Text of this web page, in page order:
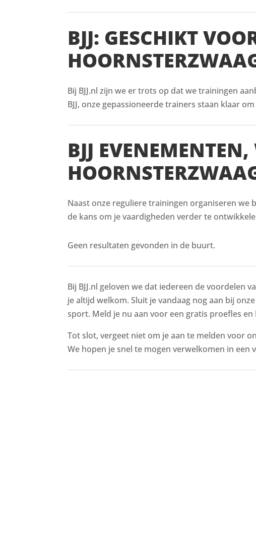
BJJ: GESCHIKT
Bij BJJ.nl zijn we er trots op dat we trainingen
BJJ, onze gepassioneerde trainers staan klaar
BJJ
Naast onze reguliere trainingen organiseren we
de kans om je vaardigheden verder te
Geen resultaten gevonden in de buurt.
Bij BJJ.nl geloven we dat iedereen de voordelen
je altijd welkom. Sluit je vandaag nog aan bij
sport. Meld je nu aan voor een gratis proefles en
Tot slot, vergeet niet om je aan te melden voor
We hopen je snel te mogen verwelkomen in een